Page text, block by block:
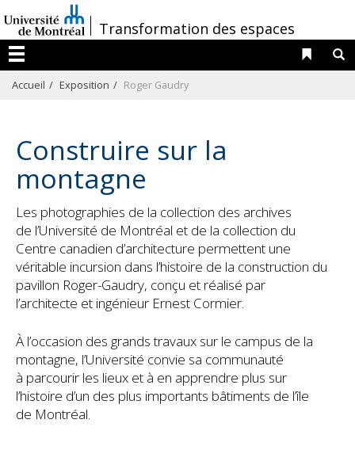
au
contenu
/
Transformation des espaces
Menu
Liens
Accueil Exposition Roger Gaudry
Construire sur la
montagne
Les photographies de la collection des archives
de l’Université de Montréal et de la collection du
Centre canadien d’architecture permettent une
véritable incursion dans l’histoire de la construction du
pavillon Roger-Gaudry, conçu et réalisé par
l’architecte et ingénieur Ernest Cormier.
À l’occasion des grands travaux sur le campus de la
montagne, l’Université convie sa communauté
à parcourir les lieux et à en apprendre plus sur
l’histoire d’un des plus importants bâtiments de l’île
de Montréal.